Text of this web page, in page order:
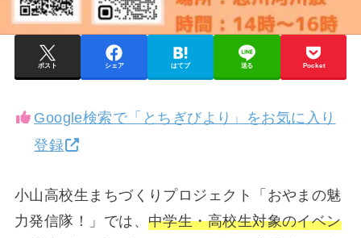
ポスト シェア はてブ 送る Pocket
Google検索で「とちぎびより」をお気に入り
登録
小山高校生まちづくりプロジェクト「おやまの魅
力発信隊！」では、 中学生・高校生対象のイベン